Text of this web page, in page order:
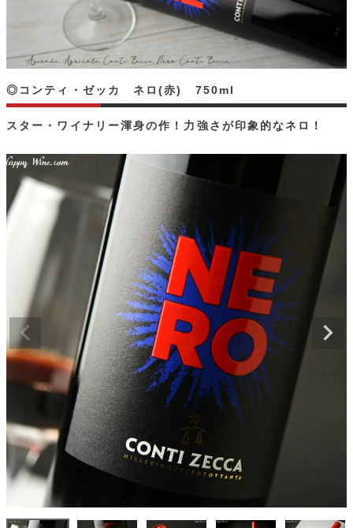
スター・ワイナリー渾身の作！力強さが印象的なネロ！
◎コンティ・ゼッカ ネロ(赤) 750ml